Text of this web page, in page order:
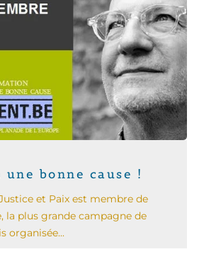
une bonne cause !
et Paix est membre de
la plus grande campagne de
organisée...